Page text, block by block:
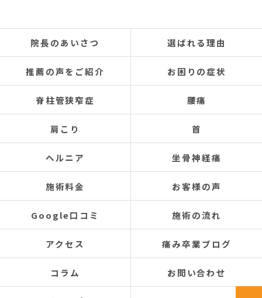
院長のあいさつ 選ばれる理由
推薦の声をご紹介 お困りの症状
脊柱管狭窄症 腰痛
肩こり 首
ヘルニア 坐骨神経痛
施術料金 お客様の声
Google口コミ 施術の流れ
アクセス 痛み卒業ブログ
コラム お問い合わせ